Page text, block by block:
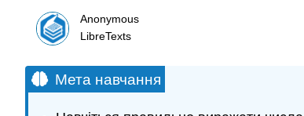
Anonymous
LibreTexts
Мета навчання